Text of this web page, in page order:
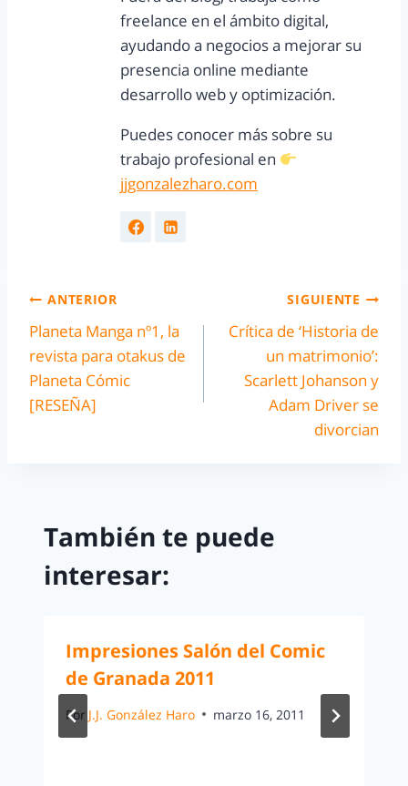
freelance en el ámbito digital,
ayudando a negocios a mejorar su
presencia online mediante
desarrollo web y optimización.
Puedes conocer más sobre su
trabajo profesional en
jjgonzalezharo.com
ANTERIOR
Planeta Manga nº1, la
revista para otakus de
Planeta Cómic
[RESEÑA]
SIGUIENTE
Crítica de ‘Historia de
un matrimonio’:
Scarlett Johanson y
Adam Driver se
divorcian
También te puede
interesar:
Impresiones Salón del Comic
de Granada 2011
Por J.J. González Haro marzo 16, 2011